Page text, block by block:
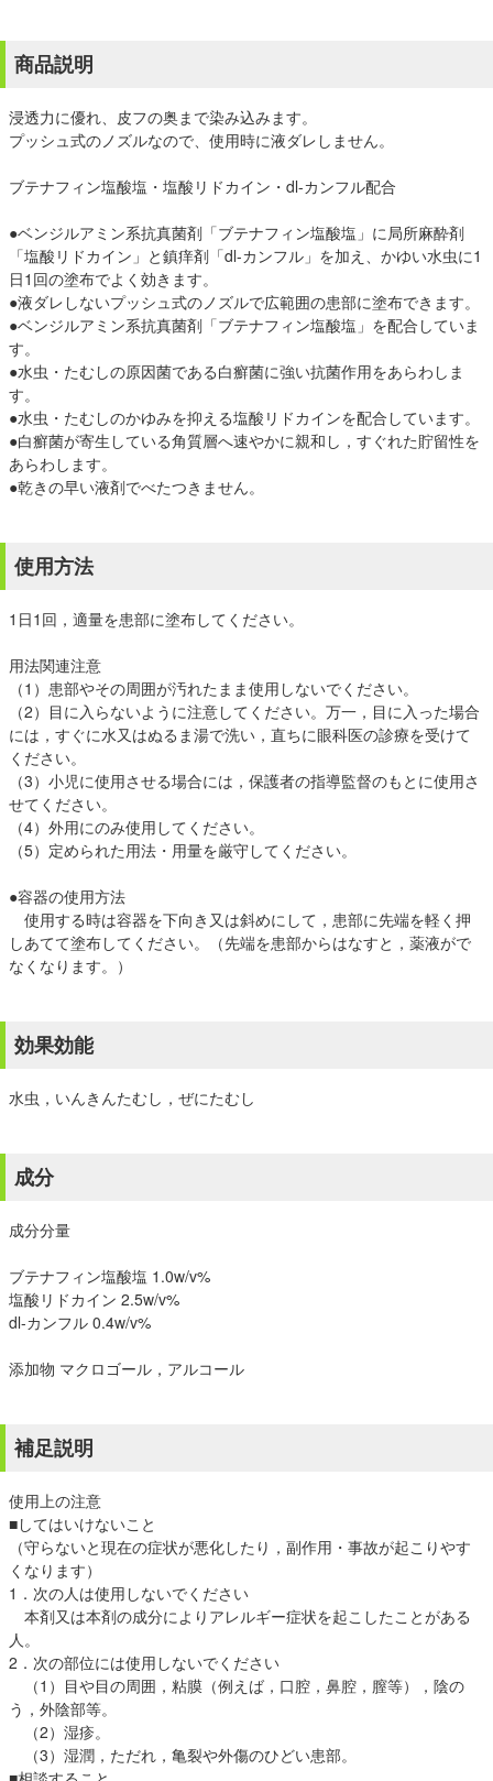
商品説明
浸透力に優れ、皮フの奥まで染み込みます。
プッシュ式のノズルなので、使用時に液ダレしません。
ブテナフィン塩酸塩・塩酸リドカイン・dl-カンフル配合
●ベンジルアミン系抗真菌剤「ブテナフィン塩酸塩」に局所麻酔剤
「塩酸リドカイン」と鎮痒剤「dl-カンフル」を加え、かゆい水虫に1
日1回の塗布でよく効きます。
●液ダレしないプッシュ式のノズルで広範囲の患部に塗布できます。
●ベンジルアミン系抗真菌剤「ブテナフィン塩酸塩」を配合していま
す。
●水虫・たむしの原因菌である白癬菌に強い抗菌作用をあらわしま
す。
●水虫・たむしのかゆみを抑える塩酸リドカインを配合しています。
●白癬菌が寄生している角質層へ速やかに親和し，すぐれた貯留性を
あらわします。
●乾きの早い液剤でべたつきません。
使用方法
1日1回，適量を患部に塗布してください。
用法関連注意
（1）患部やその周囲が汚れたまま使用しないでください。
（2）目に入らないように注意してください。万一，目に入った場合
には，すぐに水又はぬるま湯で洗い，直ちに眼科医の診療を受けて
ください。
（3）小児に使用させる場合には，保護者の指導監督のもとに使用さ
せてください。
（4）外用にのみ使用してください。
（5）定められた用法・用量を厳守してください。
●容器の使用方法
使用する時は容器を下向き又は斜めにして，患部に先端を軽く押
しあてて塗布してください。（先端を患部からはなすと，薬液がで
なくなります。）
効果効能
水虫，いんきんたむし，ぜにたむし
成分
成分分量
ブテナフィン塩酸塩 1.0w/v%
塩酸リドカイン 2.5w/v%
dl-カンフル 0.4w/v%
添加物 マクロゴール，アルコール
補足説明
使用上の注意
■してはいけないこと
（守らないと現在の症状が悪化したり，副作用・事故が起こりやす
くなります）
1．次の人は使用しないでください
本剤又は本剤の成分によりアレルギー症状を起こしたことがある
人。
2．次の部位には使用しないでください
（1）目や目の周囲，粘膜（例えば，口腔，鼻腔，膣等），陰の
う，外陰部等。
（2）湿疹。
（3）湿潤，ただれ，亀裂や外傷のひどい患部。